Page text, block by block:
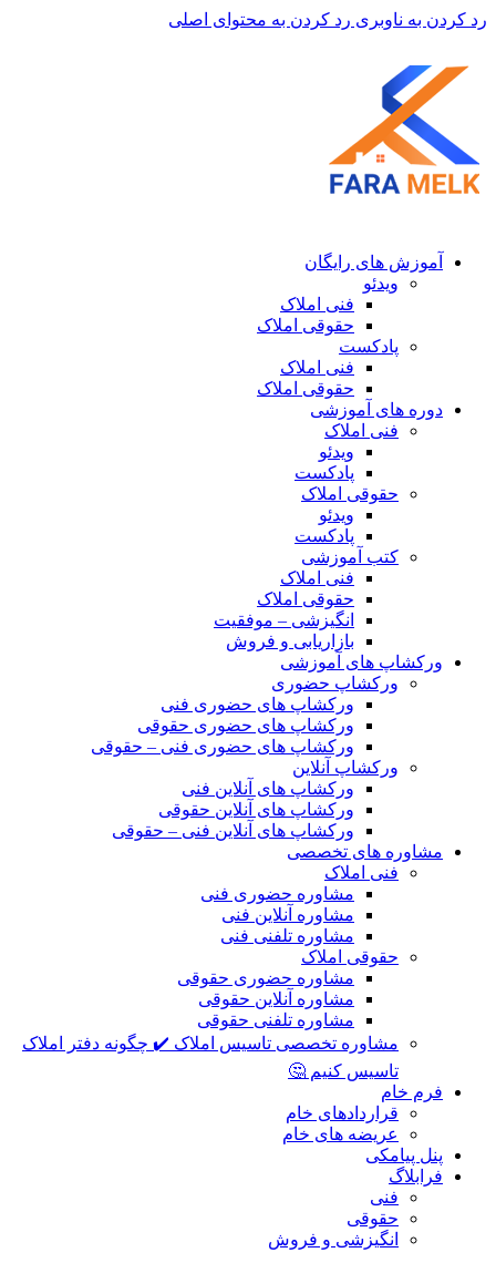
رد کردن به ناوبری رد کردن به محتوای اصلی
آموزش های رایگان
ویدئو
فنی املاک
حقوقی املاک
پادکست
فنی املاک
حقوقی املاک
دوره های آموزشی
فنی املاک
ویدئو
پادکست
حقوقی املاک
ویدئو
پادکست
کتب آموزشی
فنی املاک
حقوقی املاک
انگیزشی – موفقیت
بازاریابی و فروش
ورکشاپ های آموزشی
ورکشاپ حضوری
ورکشاپ های حضوری فنی
ورکشاپ های حضوری حقوقی
ورکشاپ های حضوری فنی – حقوقی
ورکشاپ آنلاین
ورکشاپ های آنلاین فنی
ورکشاپ های آنلاین حقوقی
ورکشاپ های آنلاین فنی – حقوقی
مشاوره های تخصصی
فنی املاک
مشاوره حضوری فنی
مشاوره آنلاین فنی
مشاوره تلفنی فنی
حقوقی املاک
مشاوره حضوری حقوقی
مشاوره آنلاین حقوقی
مشاوره تلفنی حقوقی
مشاوره تخصصی تاسیس املاک ✔️ چگونه دفتر املاک
تاسیس کنیم 🤔
فرم خام
قراردادهای خام
عریضه های خام
پنل پیامکی
فرابلاگ
فنی
حقوقی
انگیزشی و فروش